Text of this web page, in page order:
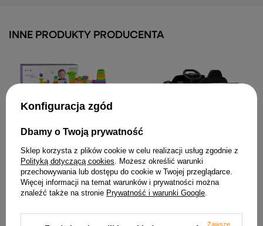
INNE PRODUKTY PRODUCENTA
Edukacyjny Sorter
Zjeżdżalnia Piłeczek Różowy
133,45 zł
A5L HL788 Biały
699,99 zł
Konfiguracja zgód
Dbamy o Twoją prywatność
Sklep korzysta z plików cookie w celu realizacji usług zgodnie z
Polityką dotyczącą cookies . Możesz określić warunki
przechowywania lub dostępu do cookie w Twojej przeglądarce.
Więcej informacji na temat warunków i prywatności można
znaleźć także na stronie Prywatność i warunki Google
Zawsze